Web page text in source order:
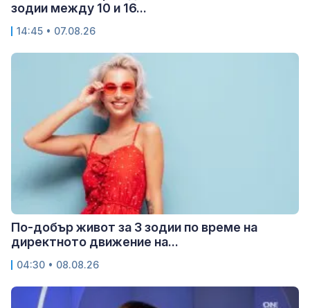
зодии между 10 и 16...
14:45 • 07.08.26
По-добър живот за 3 зодии по време на
директното движение на...
04:30 • 08.08.26